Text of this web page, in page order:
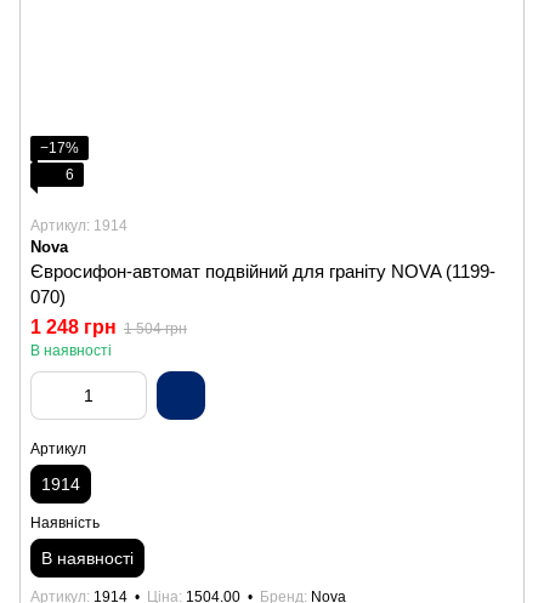
−17%
6
Артикул: 1914
Nova
Євросифон-автомат подвійний для граніту NOVA (1199-
070)
1 248 грн 1 504 грн
В наявності
Артикул
1914
Наявність
В наявності
Артикул 1914 Ціна 1504.00 Бренд Nova